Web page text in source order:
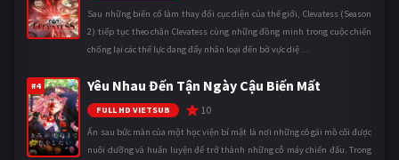
Sau những biến cố làm thay đổi cục diện của thế giới, Clevatess (Season
2) tiếp tục theo chân Clevatess cùng những đồng minh trong cuộc chiến
chống lại các thế lực đang đẩy nhân loại đến bờ vực diệ ...
#4 Yêu Nhau Đến Tận Ngày Cậu Biến Mất
FULL HD VIETSUB 10
Ẩn sau bức màn của một học viện bí mật là nơi những cô gái mồ côi được
nuôi dưỡng và huấn luyện để trở thành những cỗ máy chiến đấu. Trong